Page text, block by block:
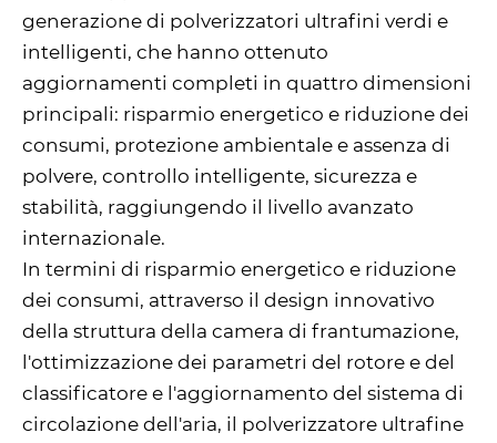
generazione di polverizzatori ultrafini verdi e
intelligenti, che hanno ottenuto
aggiornamenti completi in quattro dimensioni
principali: risparmio energetico e riduzione dei
consumi, protezione ambientale e assenza di
polvere, controllo intelligente, sicurezza e
stabilità, raggiungendo il livello avanzato
internazionale.
In termini di risparmio energetico e riduzione
dei consumi, attraverso il design innovativo
della struttura della camera di frantumazione,
l'ottimizzazione dei parametri del rotore e del
classificatore e l'aggiornamento del sistema di
circolazione dell'aria, il polverizzatore ultrafine